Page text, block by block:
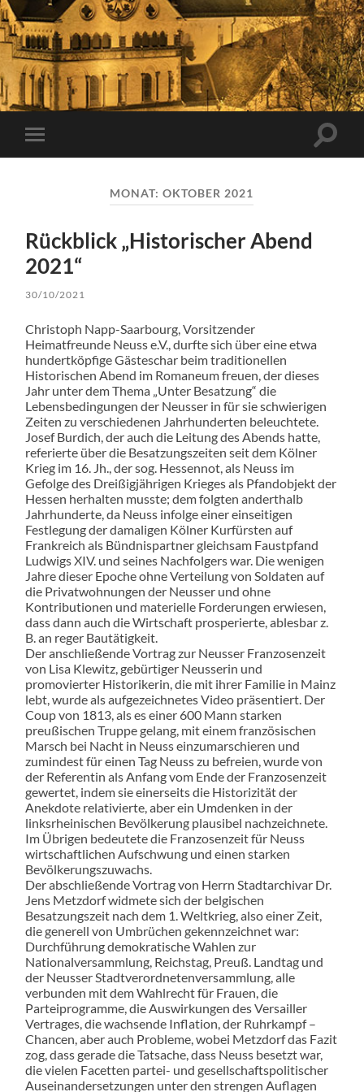
Mobile-
Menü
MONAT:OKTOBER 2021
Rückblick „Historischer Abend
2021“
30/10/2021
Christoph Napp-Saarbourg, Vorsitzender
Heimatfreunde Neuss e.V., durfte sich über eine etwa
hundertköpfige Gästeschar beim traditionellen
Historischen Abend im Romaneum freuen, der dieses
Jahr unter dem Thema „Unter Besatzung“ die
Lebensbedingungen der Neusser in für sie schwierigen
Zeiten zu verschiedenen Jahrhunderten beleuchtete.
Josef Burdich, der auch die Leitung des Abends hatte,
referierte über die Besatzungszeiten seit dem Kölner
Krieg im 16. Jh., der sog. Hessennot, als Neuss im
Gefolge des Dreißigjährigen Krieges als Pfandobjekt der
Hessen herhalten musste; dem folgten anderthalb
Jahrhunderte, da Neuss infolge einer einseitigen
Festlegung der damaligen Kölner Kurfürsten auf
Frankreich als Bündnispartner gleichsam Faustpfand
Ludwigs XIV. und seines Nachfolgers war. Die wenigen
Jahre dieser Epoche ohne Verteilung von Soldaten auf
die Privatwohnungen der Neusser und ohne
Kontributionen und materielle Forderungen erwiesen,
dass dann auch die Wirtschaft prosperierte, ablesbar z.
B. an reger Bautätigkeit.
Der anschließende Vortrag zur Neusser Franzosenzeit
von Lisa Klewitz, gebürtiger Neusserin und
promovierter Historikerin, die mit ihrer Familie in Mainz
lebt, wurde als aufgezeichnetes Video präsentiert. Der
Coup von 1813, als es einer 600 Mann starken
preußischen Truppe gelang, mit einem französischen
Marsch bei Nacht in Neuss einzumarschieren und
zumindest für einen Tag Neuss zu befreien, wurde von
der Referentin als Anfang vom Ende der Franzosenzeit
gewertet, indem sie einerseits die Historizität der
Anekdote relativierte, aber ein Umdenken in der
linksrheinischen Bevölkerung plausibel nachzeichnete.
Im Übrigen bedeutete die Franzosenzeit für Neuss
wirtschaftlichen Aufschwung und einen starken
Bevölkerungszuwachs.
Der abschließende Vortrag von Herrn Stadtarchivar Dr.
Jens Metzdorf widmete sich der belgischen
Besatzungszeit nach dem 1. Weltkrieg, also einer Zeit,
die generell von Umbrüchen gekennzeichnet war:
Durchführung demokratische Wahlen zur
Nationalversammlung, Reichstag, Preuß. Landtag und
der Neusser Stadtverordnetenversammlung, alle
verbunden mit dem Wahlrecht für Frauen, die
Parteiprogramme, die Auswirkungen des Versailler
Vertrages, die wachsende Inflation, der Ruhrkampf –
Chancen, aber auch Probleme, wobei Metzdorf das Fazit
zog, dass gerade die Tatsache, dass Neuss besetzt war,
die vielen Facetten partei- und gesellschaftspolitischer
Auseinandersetzungen unter den strengen Auflagen